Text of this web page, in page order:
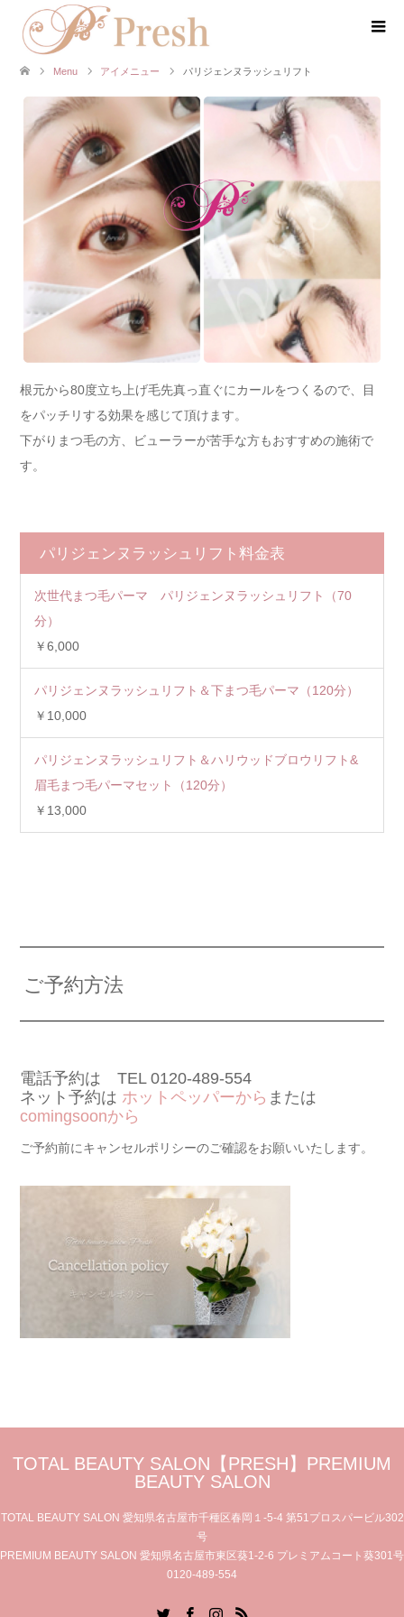
Menu アイメニュー パリジェンヌラッシュリフト
根元から80度立ち上げ毛先真っ直ぐにカールをつくるので、目
をパッチリする効果を感じて頂けます。
下がりまつ毛の方、ビューラーが苦手な方もおすすめの施術で
す。
パリジェンヌラッシュリフト料金表
次世代まつ毛パーマ パリジェンヌラッシュリフト（70
分）
￥6,000
パリジェンヌラッシュリフト＆下まつ毛パーマ（120分）
￥10,000
パリジェンヌラッシュリフト＆ハリウッドブロウリフト&
眉毛まつ毛パーマセット（120分）
￥13,000
ご予約方法
電話予約は TEL 0120-489-554
ネット予約は ホットペッパーから または
comingsoonから
ご予約前にキャンセルポリシーのご確認をお願いいたします。
TOTAL BEAUTY SALON【PRESH】PREMIUM
BEAUTY SALON
TOTAL BEAUTY SALON 愛知県名古屋市千種区春岡１-5-4 第51プロスパービル302
号
PREMIUM BEAUTY SALON 愛知県名古屋市東区葵1-2-6 プレミアムコート葵301号
0120-489-554
RSS